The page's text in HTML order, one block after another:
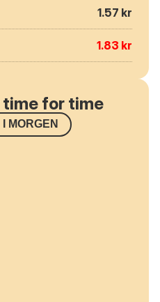
1.57 kr
1.83 kr
for time
I MORGEN